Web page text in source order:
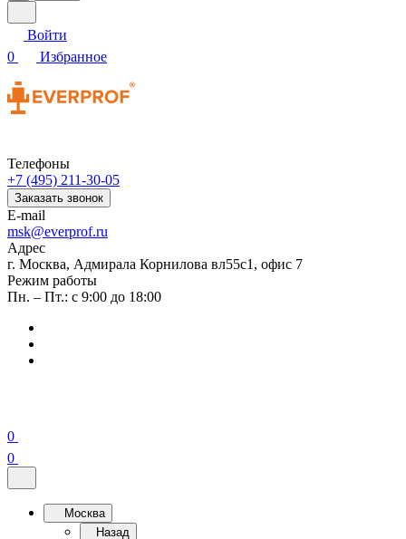
Войти
0
Избранное
Телефоны
+7 (495) 211-30-05
Заказать звонок
E-mail
msk@everprof.ru
Адрес
г. Москва, Адмирала Корнилова вл55с1, офис 7
Режим работы
Пн. – Пт.: с 9:00 до 18:00
0
0
Москва
Назад